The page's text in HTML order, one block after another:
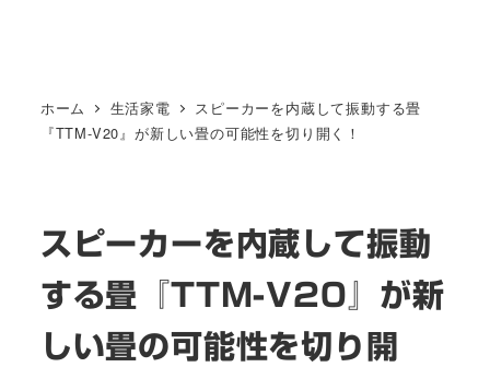
ホーム 生活家電
スピーカーを内蔵して振動する畳
『TTM-V20』が新しい畳の可能性を切り開く！
スピーカーを内蔵して振動
する畳『TTM-V20』が新
しい畳の可能性を切り開